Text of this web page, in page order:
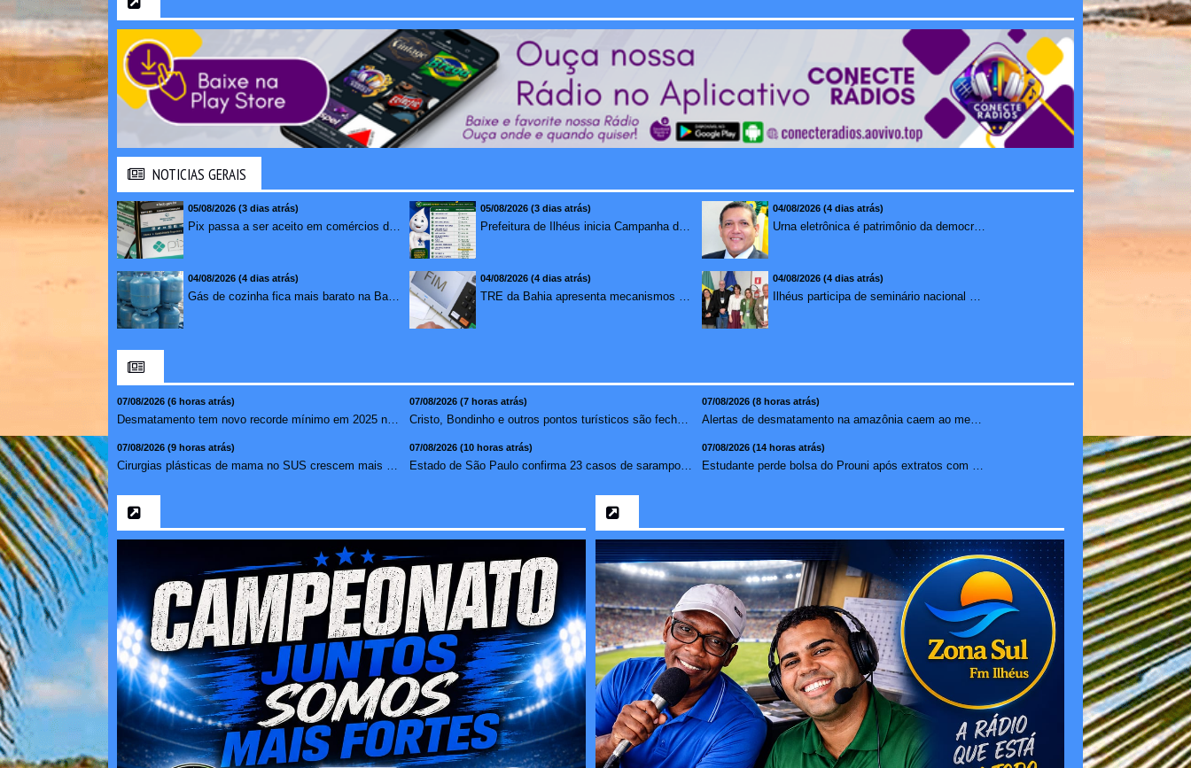
NOTICIAS GERAIS
05/08/2026 (3 dias atrás) 05/08/2026 (3 dias atrás) 04/08/2026 (4 dias atrás)
Urna eletrônica é patrimônio da democracia, diz presidente do TSE
04/08/2026 (4 dias atrás) 04/08/2026 (4 dias atrás) 04/08/2026 (4 dias atrás)
07/08/2026 (6 horas atrás) 07/08/2026 (7 horas atrás) 07/08/2026 (8 horas atrás)
07/08/2026 (9 horas atrás) 07/08/2026 (10 horas atrás) 07/08/2026 (14 horas atrás)